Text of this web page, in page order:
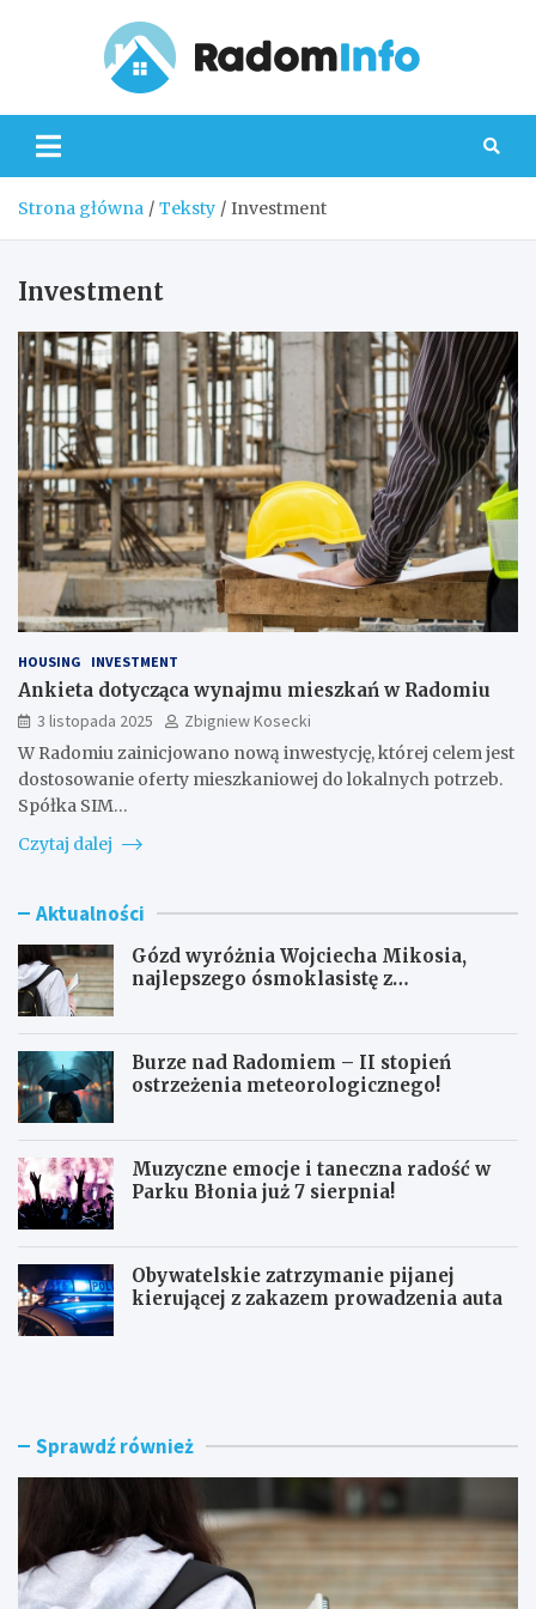
Strona główna Teksty Investment
Investment
HOUSING INVESTMENT
Ankieta dotycząca wynajmu mieszkań w Radomiu
3 listopada 2025
Zbigniew Kosecki
W Radomiu zainicjowano nową inwestycję, której celem jest
dostosowanie oferty mieszkaniowej do lokalnych potrzeb.
Spółka SIM…
Czytaj dalej
Aktualności
Gózd wyróżnia Wojciecha Mikosia,
najlepszego ósmoklasistę z
Burze nad Radomiem – II stopień
ostrzeżenia meteorologicznego!
Muzyczne emocje i taneczna radość w
Parku Błonia już 7 sierpnia!
Obywatelskie zatrzymanie pijanej
kierującej z zakazem prowadzenia auta
G
y
a
B
n
o
Sprawdź również